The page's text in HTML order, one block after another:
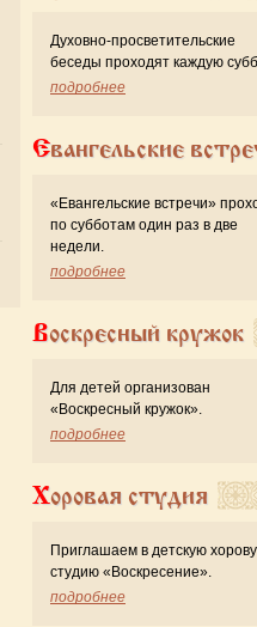
Духовно-просветительские
беседы проходят каждую
подробнее
Евангельские
«Евангельские встречи»
по субботам один раз в две
недели.
подробнее
Воскресный кружок
Для детей организован
«Воскресный кружок».
подробнее
Хоровая студия
Приглашаем в детскую
студию «Воскресение».
подробнее